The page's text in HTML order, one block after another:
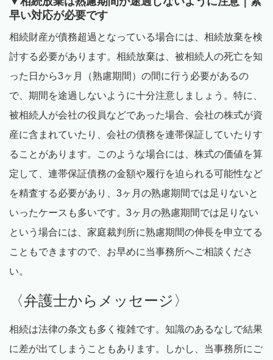
早い対応が必要です
相続財産が債務超過となっている場合には、相続放棄を検
討する必要があります。相続放棄は、被相続人の死亡を知
った日から3ヶ月（熟慮期間）の間に行う必要があるの
で、期間を途過しないように十分注意しましょう。特に、
被相続人が会社の役員などであった場合、会社の株式が資
産に含まれていたり、会社の債務を連帯保証していたりす
ることがあります。このような場合には、株式の価値を算
定して、連帯保証債務の金額や履行を迫られる可能性など
を精査する必要があり、 3ヶ月の熟慮期間では足りないと
いったケースも多いです。 3ヶ月の熟慮期間では足りない
という場合には、家庭裁判所に熟慮期間の伸長を申立てる
こともできますので、お早めに当事務所へご相談くださ
い。
〈弁護士からメッセージ〉
相続は法律の条文も多く複雑です。知識のあるなしで結果
に差が出てしまうこともあります。しかし、当事務所にご